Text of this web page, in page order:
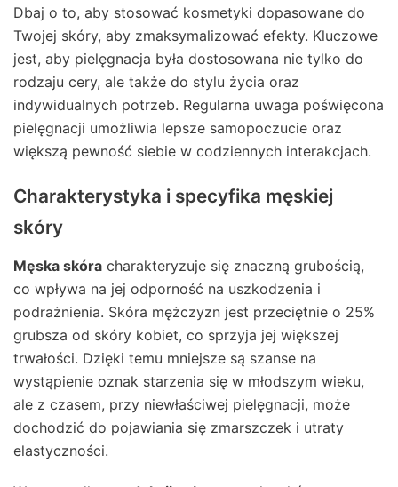
Dbaj o to, aby stosować kosmetyki dopasowane do
Twojej skóry, aby zmaksymalizować efekty. Kluczowe
jest, aby pielęgnacja była dostosowana nie tylko do
rodzaju cery, ale także do stylu życia oraz
indywidualnych potrzeb. Regularna uwaga poświęcona
pielęgnacji umożliwia lepsze samopoczucie oraz
większą pewność siebie w codziennych interakcjach.
Charakterystyka i specyfika męskiej
skóry
Męska skóra charakteryzuje się znaczną grubością,
co wpływa na jej odporność na uszkodzenia i
podrażnienia. Skóra mężczyzn jest przeciętnie o 25%
grubsza od skóry kobiet, co sprzyja jej większej
trwałości. Dzięki temu mniejsze są szanse na
wystąpienie oznak starzenia się w młodszym wieku,
ale z czasem, przy niewłaściwej pielęgnacji, może
dochodzić do pojawiania się zmarszczek i utraty
elastyczności.